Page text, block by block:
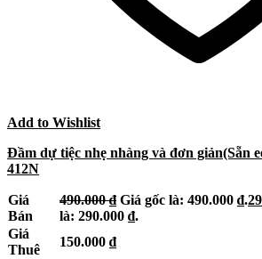
Add to Wishlist
Đầm dự tiệc nhẹ nhàng và đơn giản(Sẵn
412N
Giá
Bán
490.000₫ Giá gốc là: 490.000 ₫.
là: 290.000 ₫.
Giá
Thuê
150.000 ₫